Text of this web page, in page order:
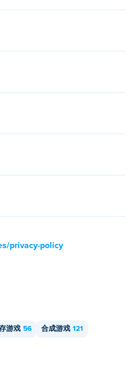
privacy-policy
游戏 56 合成游戏 121